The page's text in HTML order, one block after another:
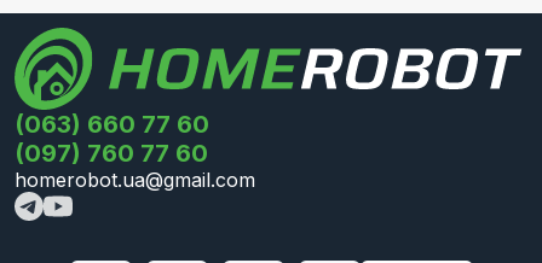
(063) 660 77 60
(097) 760 77 60
homerobot.ua@gmail.com